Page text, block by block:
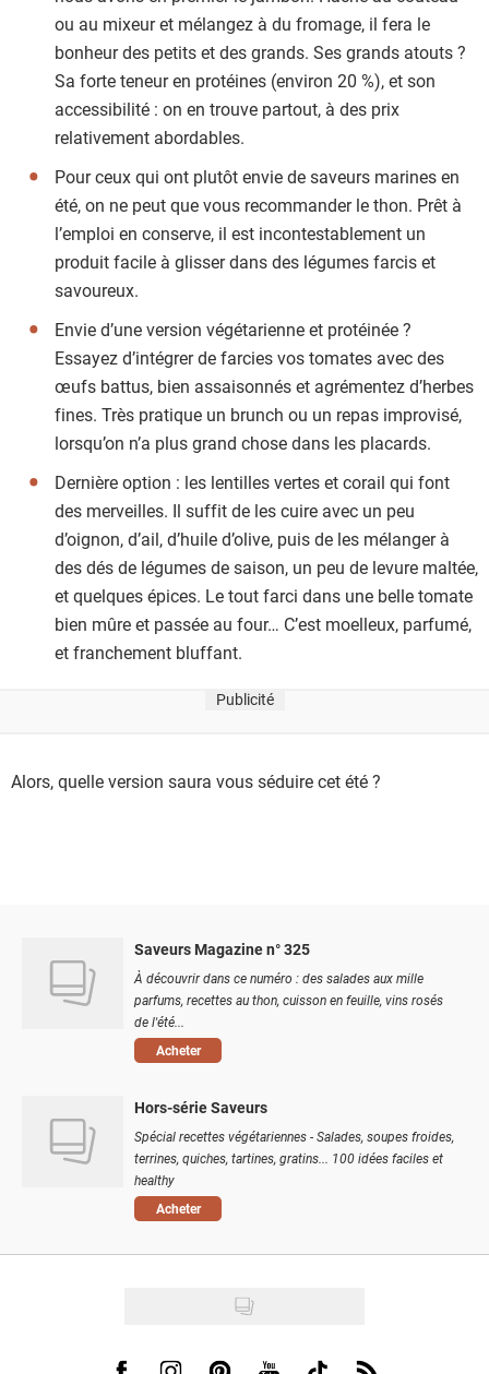
ou au mixeur et mélangez à du fromage, il fera le
bonheur des petits et des grands. Ses grands atouts ?
Sa forte teneur en protéines (environ 20 %), et son
accessibilité : on en trouve partout, à des prix
relativement abordables.
Pour ceux qui ont plutôt envie de saveurs marines en
été, on ne peut que vous recommander le thon. Prêt à
l’emploi en conserve, il est incontestablement un
produit facile à glisser dans des légumes farcis et
savoureux.
Envie d’une version végétarienne et protéinée ?
Essayez d’intégrer de farcies vos tomates avec des
œufs battus, bien assaisonnés et agrémentez d’herbes
fines. Très pratique un brunch ou un repas improvisé,
lorsqu’on n’a plus grand chose dans les placards.
Dernière option : les lentilles vertes et corail qui font
des merveilles. Il suffit de les cuire avec un peu
d’oignon, d’ail, d’huile d’olive, puis de les mélanger à
des dés de légumes de saison, un peu de levure maltée,
et quelques épices. Le tout farci dans une belle tomate
bien mûre et passée au four… C’est moelleux, parfumé,
et franchement bluffant.
Publicité
Alors, quelle version saura vous séduire cet été ?
Saveurs Magazine n° 325
À découvrir dans ce numéro : des salades aux mille
parfums, recettes au thon, cuisson en feuille, vins rosés
de l'été...
Acheter
Hors-série Saveurs
Spécial recettes végétariennes - Salades, soupes froides,
terrines, quiches, tartines, gratins... 100 idées faciles et
healthy
Acheter